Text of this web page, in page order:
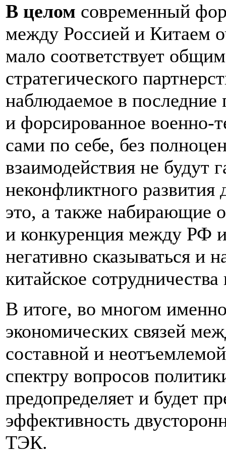
В целом современный
между Россией и Китаем
мало соответствует
стратегического
наблюдаемое в последние
и форсированное военно-
сами по себе, без
взаимодействия не будут
неконфликтного
это, а также набирающие
и конкуренция между РФ
негативно сказываться и
китайское
В итоге, во многом
экономических связей
составной и
спектру вопросов
предопределяет и будет
эффективность
ТЭК.